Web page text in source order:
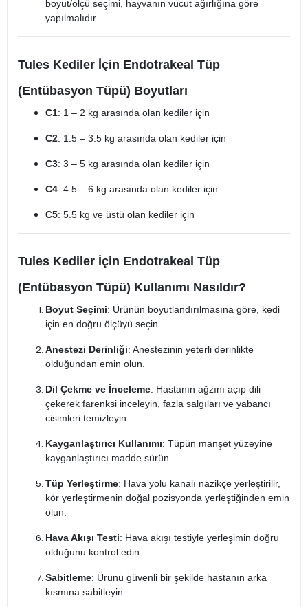
boyut/ölçü seçimi, hayvanın vücut ağırlığına göre
yapılmalıdır.
Tules Kediler İçin Endotrakeal Tüp
(Entübasyon Tüpü) Boyutları
C1: 1 – 2 kg arasında olan kediler için
C2: 1.5 – 3.5 kg arasında olan kediler için
C3: 3 – 5 kg arasında olan kediler için
C4: 4.5 – 6 kg arasında olan kediler için
C5: 5.5 kg ve üstü olan kediler için
Tules Kediler İçin Endotrakeal Tüp
(Entübasyon Tüpü) Kullanımı Nasıldır?
Boyut Seçimi: Ürünün boyutlandırılmasına göre, kedi
için en doğru ölçüyü seçin.
Anestezi Derinliği: Anestezinin yeterli derinlikte
olduğundan emin olun.
Dil Çekme ve İnceleme: Hastanın ağzını açıp dili
çekerek farenksi inceleyin, fazla salgıları ve yabancı
cisimleri temizleyin.
Kayganlaştırıcı Kullanımı: Tüpün manşet yüzeyine
kayganlaştırıcı madde sürün.
Tüp Yerleştirme: Hava yolu kanalı nazikçe yerleştirilir,
kör yerleştirmenin doğal pozisyonda yerleştiğinden emin
olun.
Hava Akışı Testi: Hava akışı testiyle yerleşimin doğru
olduğunu kontrol edin.
Sabitleme: Ürünü güvenli bir şekilde hastanın arka
kısmına sabitleyin.